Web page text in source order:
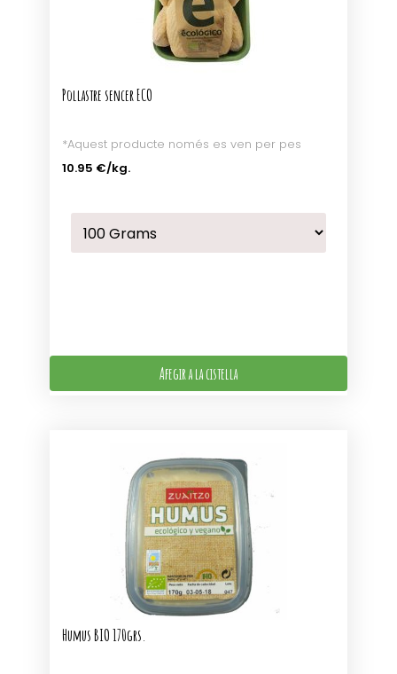
Pollastre sencer ECO
*Aquest producte només es ven per pes
10.95 €/kg.
Afegir a la cistella
Humus BIO 170grs.